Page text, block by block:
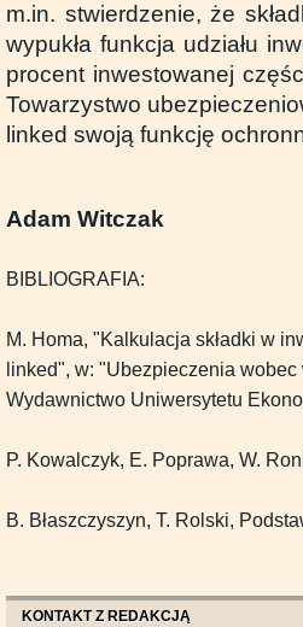
m.in. stwierdzenie, że
wypukła funkcja udziału
procent inwestowanej
Towarzystwo
linked swoją funkcję
Adam Witczak
BIBLIOGRAFIA:
M. Homa, "Kalkulacja składki w
linked", w: "Ubezpieczenia
Wydawnictwo Uniwersytetu
P. Kowalczyk, E. Poprawa, W.
B. Błaszczyszyn, T. Rolski,
KONTAKT Z REDAKCJĄ